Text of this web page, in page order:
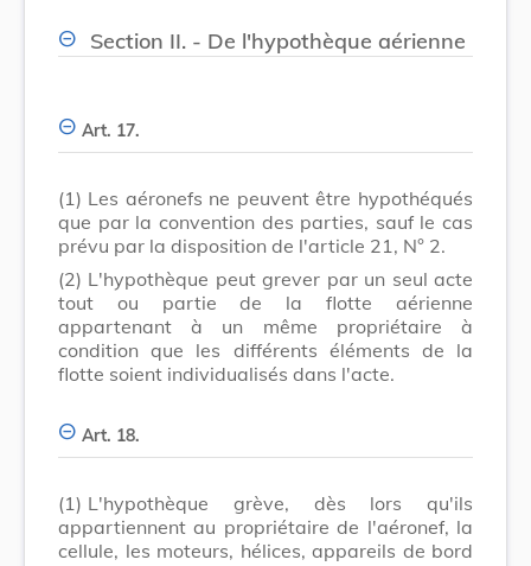
Section II. - De l'hypothèque aérienne
Art. 17.
(1) Les aéronefs ne peuvent être hypothéqués
que par la convention des parties, sauf le cas
prévu par la disposition de l'article 21, N° 2.
(2) L'hypothèque peut grever par un seul acte
tout ou partie de la flotte aérienne
appartenant à un même propriétaire à
condition que les différents éléments de la
flotte soient individualisés dans l'acte.
Art. 18.
(1) L'hypothèque grève, dès lors qu'ils
appartiennent au propriétaire de l'aéronef, la
cellule, les moteurs, hélices, appareils de bord